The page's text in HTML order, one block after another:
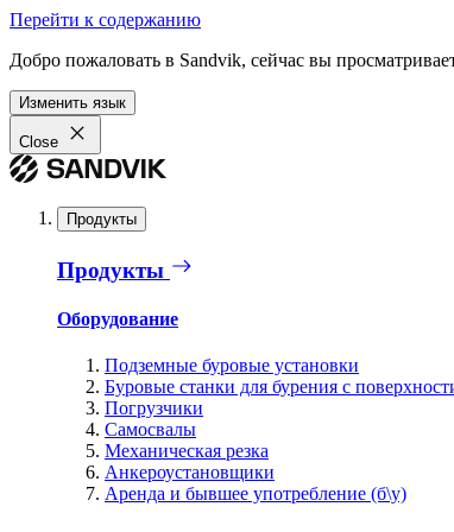
Перейти к содержанию
Добро пожаловать в Sandvik, сейчас вы
Изменить язык
Close
Продукты
Продукты
Оборудование
Подземные буровые установки
Буровые станки для бурения с
Погрузчики
Самосвалы
Механическая резка
Анкероустановщики
Аренда и бывшее употребление (б\у)